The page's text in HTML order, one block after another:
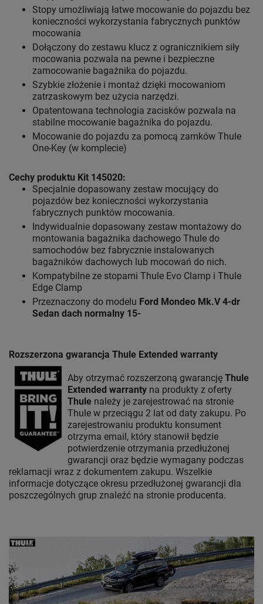
Stopy umożliwiają łatwe mocowanie do pojazdu bez
konieczności wykorzystania fabrycznych punktów
mocowania
Dołączony do zestawu klucz z ogranicznikiem siły
mocowania pozwala na pewne i bezpieczne
zamocowanie bagażnika do pojazdu.
Szybkie złożenie i montaż dzięki mocowaniom
zatrzaskowym bez użycia narzędzi.
Opatentowana technologia zacisków pozwala na
stabilne mocowanie bagażnika do pojazdu.
Mocowanie do pojazdu za pomocą zamków Thule
One-Key (w komplecie)
Cechy produktu Kit 145020:
Specjalnie dopasowany zestaw mocujący do
pojazdów bez konieczności wykorzystania
fabrycznych punktów mocowania.
Indywidualnie dopasowany zestaw montażowy do
montowania bagażnika dachowego Thule do
samochodów bez fabrycznie instalowanych
bagażników dachowych lub mocowań do nich.
Kompatybilne ze stopami Thule Evo Clamp i Thule
Edge Clamp
Przeznaczony do modelu Ford Mondeo Mk.V 4-dr
Sedan dach normalny 15-
Rozszerzona gwarancja Thule Extended warranty
Aby otrzymać rozszerzoną gwarancję Thule
Extended warranty na produkty z oferty
Thule należy je zarejestrować na stronie
Thule w przeciągu 2 lat od daty zakupu. Po
zarejestrowaniu produktu konsument
otrzyma email, który stanowił będzie
potwierdzenie otrzymania przedłużonej
gwarancji oraz będzie wymagany podczas
reklamacji wraz z dokumentem zakupu. Wszelkie
informacje dotyczące okresu przedłużonej gwarancji dla
poszczególnych grup znaleźć na stronie producenta.